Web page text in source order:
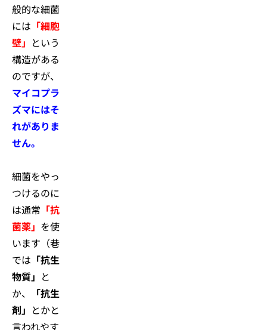
般的な細菌
には 「細胞
壁」 という
構造がある
のですが、
マイコプラ
ズマにはそ
れがありま
せん。
細菌をやっ
つけるのに
は通常 「抗
菌薬」 を使
います（巷
では 「抗生
物質」 と
か、
「抗生
剤」 とかと
言われやす